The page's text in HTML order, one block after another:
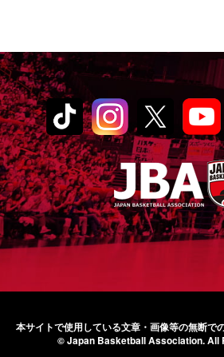
本サイトで使用している文章・画像等の無断で
© Japan Basketball Association.All